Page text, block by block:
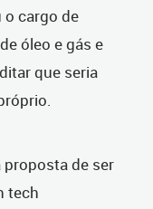
o cargo de
óleo e gás e
que seria
proposta de ser
tech